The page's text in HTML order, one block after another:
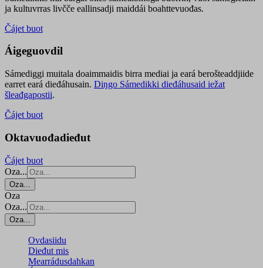
ja kultuvrras livčče eallinsadji maiddái boahttevuođas.
Čájet buot
Áigeguovdil
Sámediggi muitala doaimmaidis birra mediai ja eará berošteaddjiide
earret eará dieđáhusain. Diŋgo Sámedikki dieđáhusaid iežat
šleađgapostii.
Čájet buot
Oktavuođadieđut
Čájet buot
Oza...
Oza...
Oza
Oza...
Oza...
Ovdasiidu
Dieđut mis
Mearrádusdahkan